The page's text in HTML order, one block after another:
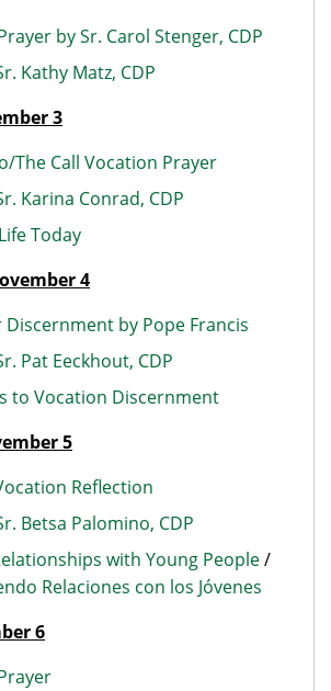
by Sr. Carol Stenger, CDP
Kathy Matz, CDP
3
The Call Vocation Prayer
Karina Conrad, CDP
Today
4
Discernment by Pope Francis
Pat Eeckhout, CDP
to Vocation Discernment
5
Reflection
Betsa Palomino, CDP
with Young People/
Relaciones con los Jóvenes
6